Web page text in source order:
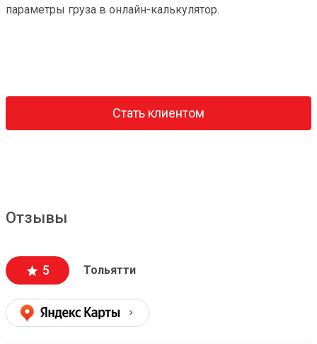
параметры груза в онлайн-калькулятор.
Стать клиентом
Отзывы
5 Тольятти